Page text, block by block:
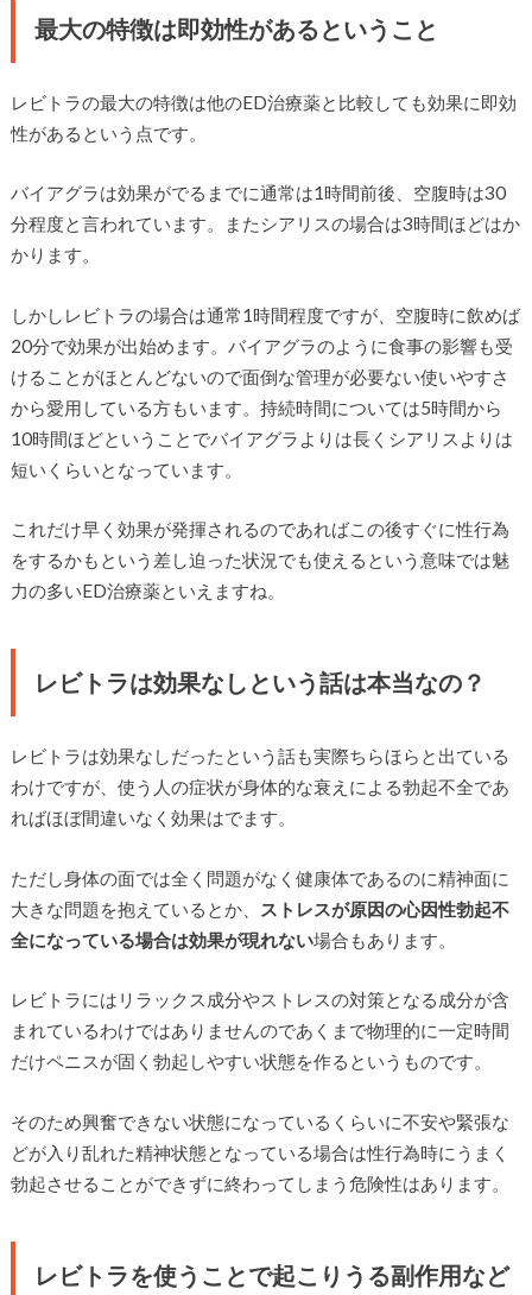
最大の特徴は即効性があるということ
レビトラの最大の特徴は他のED治療薬と比較しても効果に即効
性があるという点です。
バイアグラは効果がでるまでに通常は1時間前後、空腹時は30
分程度と言われています。またシアリスの場合は3時間ほどはか
かります。
しかしレビトラの場合は通常1時間程度ですが、空腹時に飲めば
20分で効果が出始めます。バイアグラのように食事の影響も受
けることがほとんどないので面倒な管理が必要ない使いやすさ
から愛用している方もいます。持続時間については5時間から
10時間ほどということでバイアグラよりは長くシアリスよりは
短いくらいとなっています。
これだけ早く効果が発揮されるのであればこの後すぐに性行為
をするかもという差し迫った状況でも使えるという意味では魅
力の多いED治療薬といえますね。
レビトラは効果なしという話は本当なの？
レビトラは効果なしだったという話も実際ちらほらと出ている
わけですが、使う人の症状が身体的な衰えによる勃起不全であ
ればほぼ間違いなく効果はでます。
ただし身体の面では全く問題がなく健康体であるのに精神面に
大きな問題を抱えているとか、
ストレスが原因の心因性勃起不
全になっている場合は効果が現れない場合もあります。
レビトラにはリラックス成分やストレスの対策となる成分が含
まれているわけではありませんのであくまで物理的に一定時間
だけペニスが固く勃起しやすい状態を作るというものです。
そのため興奮できない状態になっているくらいに不安や緊張な
どが入り乱れた精神状態となっている場合は性行為時にうまく
勃起させることができずに終わってしまう危険性はあります。
レビトラを使うことで起こりうる副作用など